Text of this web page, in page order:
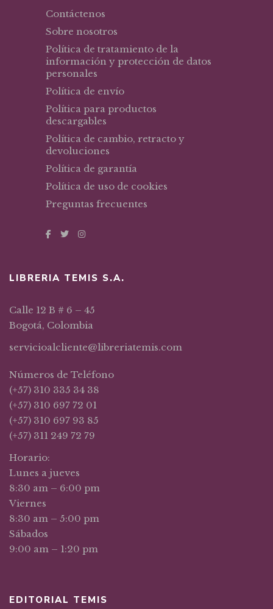
Contáctenos
Sobre nosotros
Política de tratamiento de la
información y protección de datos
personales
Política de envío
Política para productos
descargables
Política de cambio, retracto y
devoluciones
Política de garantía
Política de uso de cookies
Preguntas frecuentes
LIBRERIA TEMIS S.A.
Calle 12 B # 6 – 45
Bogotá, Colombia
servicioalcliente@libreriatemis.com
Números de Teléfono
(+57) 310 335 34 38
(+57) 310 697 72 01
(+57) 310 697 93 85
(+57) 311 249 72 79
Horario:
Lunes a jueves
8:30 am – 6:00 pm
Viernes
8:30 am – 5:00 pm
Sábados
9:00 am – 1:20 pm
EDITORIAL TEMIS